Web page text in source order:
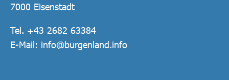
7000 Eisenstadt
Tel. +43 2682 63384
E-Mail: info@burgenland.info